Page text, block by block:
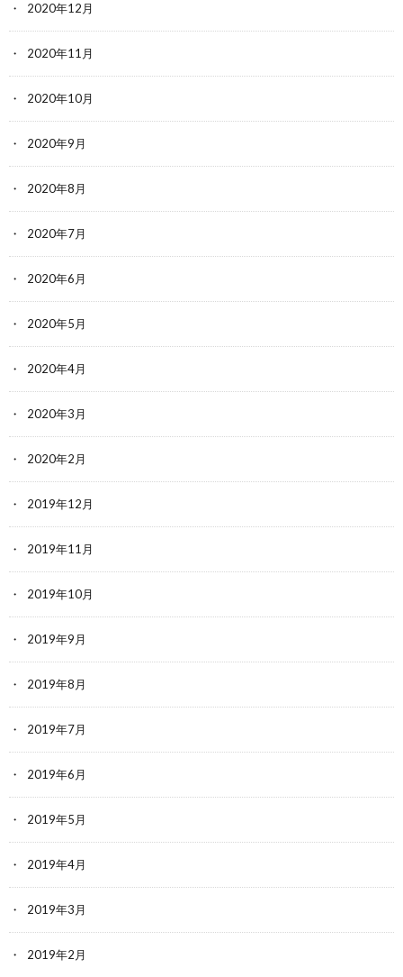
2020年12月
2020年11月
2020年10月
2020年9月
2020年8月
2020年7月
2020年6月
2020年5月
2020年4月
2020年3月
2020年2月
2019年12月
2019年11月
2019年10月
2019年9月
2019年8月
2019年7月
2019年6月
2019年5月
2019年4月
2019年3月
2019年2月